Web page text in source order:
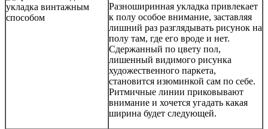
Разноширинная укладка привлекает
к полу особое внимание, заставляя
лишний раз разглядывать рисунок на
полу там, где его вроде и нет.
Сдержанный по цвету пол,
лишенный видимого рисунка
художественного паркета,
становится изюминкой сам по себе.
Ритмичные линии приковывают
внимание и хочется угадать какая
ширина будет следующей.